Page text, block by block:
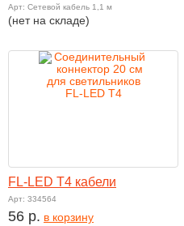
Арт: Сетевой кабель 1,1 м
(нет на складе)
FL-LED T4 кабели
Арт: 334564
56 р. в корзину